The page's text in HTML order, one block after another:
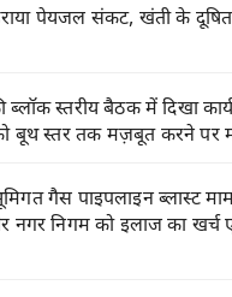
पेयजल संकट, खंती के
ब्लॉक स्तरीय बैठक में दिखा
बूथ स्तर तक मज़बूत करने पर
गैस पाइपलाइन ब्लास्ट
निगम को इलाज का खर्च